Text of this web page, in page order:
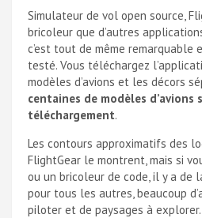
Simulateur de vol open source,
bricoleur que d’autres
c’est tout de même remarquable
testé. Vous téléchargez
modèles d’avions et les décors
centaines de modèles
téléchargement.
Les contours approximatifs des
FlightGear le montrent, mais si
ou un bricoleur de code, il y a de
pour tous les autres, beaucoup
piloter et de paysages à explorer.